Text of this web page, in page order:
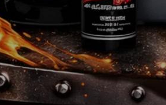
Sonderposten
Teileanfrage
jeweiligen Inhabers. Das GM®-, Chrysler®-, Jeep®-